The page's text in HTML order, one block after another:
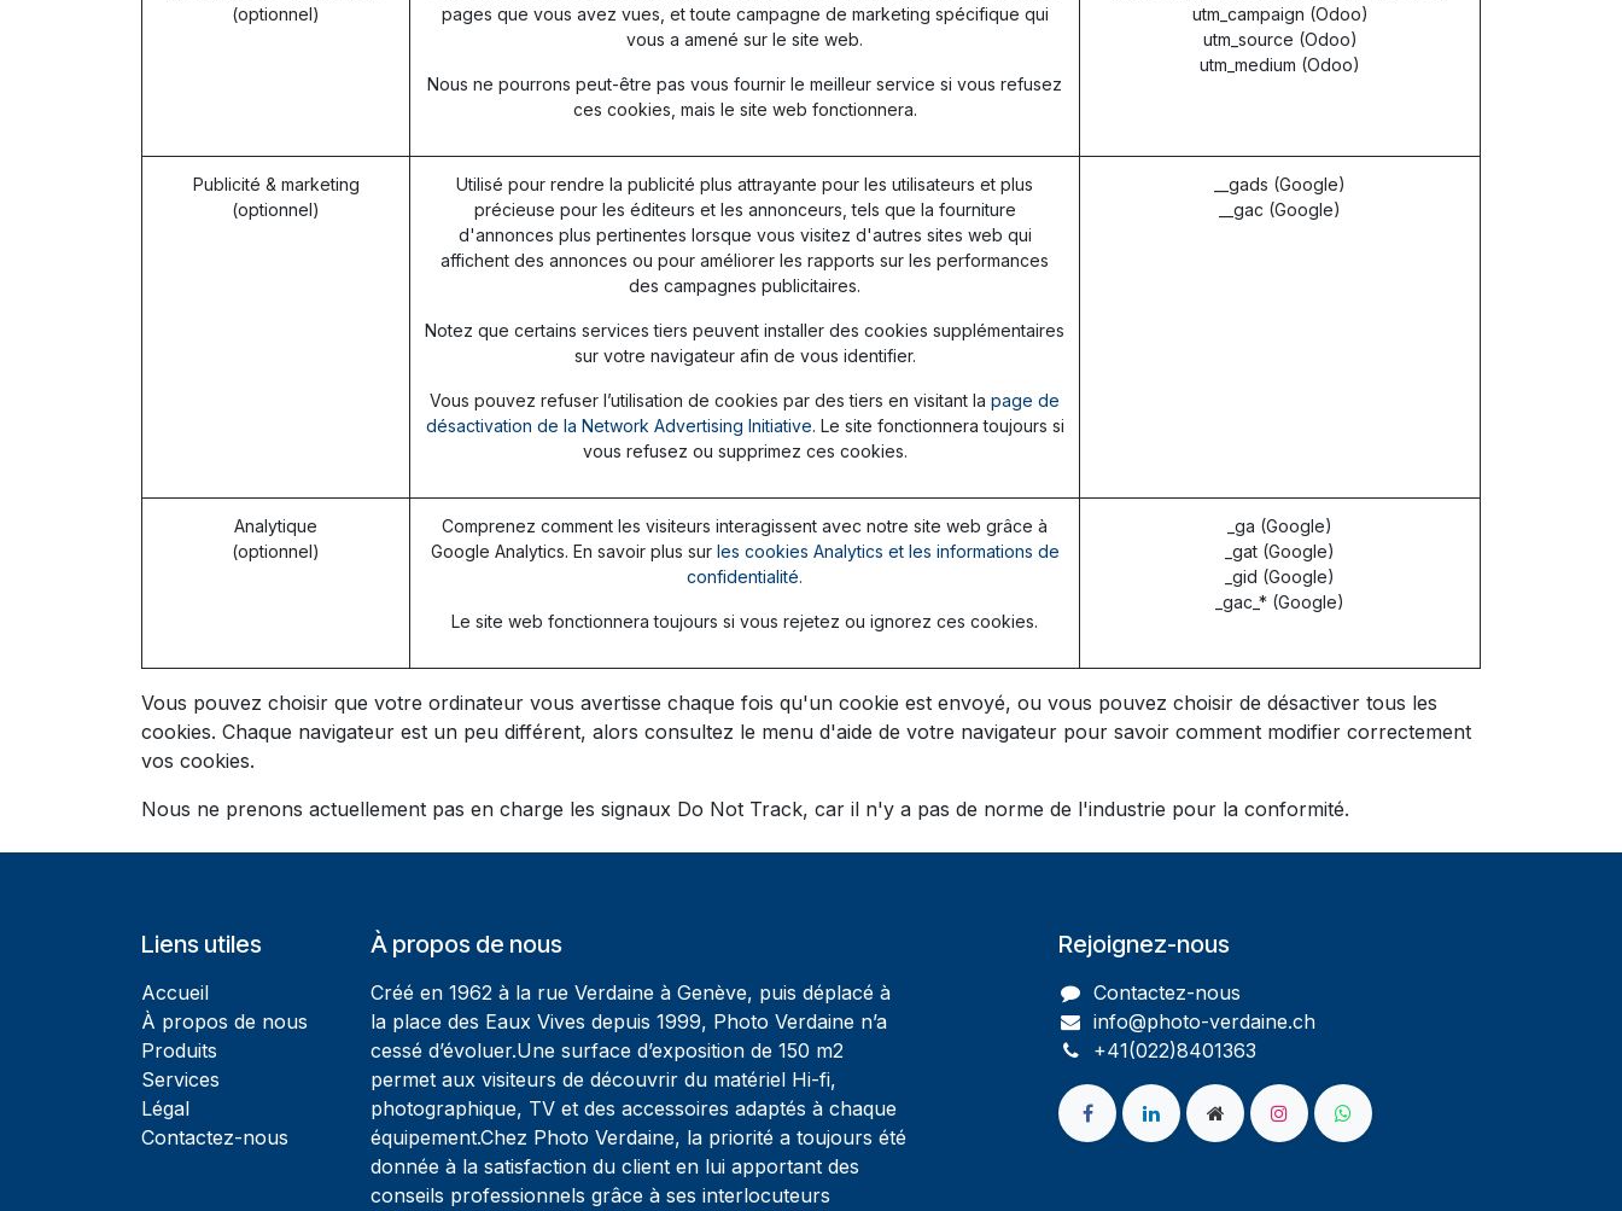
(optionnel)
pages que vous avez vues, et toute campagne de marketing spécifique qui
vous a amené sur le site web.
Nous ne pourrons peut-être pas vous fournir le meilleur service si vous refusez
ces cookies, mais le site web fonctionnera.
utm_campaign (Odoo)
utm_source (Odoo)
utm_medium (Odoo)
Publicité & marketing
(optionnel)
Utilisé pour rendre la publicité plus attrayante pour les utilisateurs et plus
précieuse pour les éditeurs et les annonceurs, tels que la fourniture
d'annonces plus pertinentes lorsque vous visitez d'autres sites web qui
affichent des annonces ou pour améliorer les rapports sur les performances
des campagnes publicitaires.
Notez que certains services tiers peuvent installer des cookies supplémentaires
sur votre navigateur afin de vous identifier.
Vous pouvez refuser l’utilisation de cookies par des tiers en visitant la page de
désactivation de la Network Advertising Initiative. Le site fonctionnera toujours si
vous refusez ou supprimez ces cookies.
__gads (Google)
__gac (Google)
Analytique
(optionnel)
Comprenez comment les visiteurs interagissent avec notre site web grâce à
Google Analytics. En savoir plus sur les cookies Analytics et les informations de
confidentialité.
Le site web fonctionnera toujours si vous rejetez ou ignorez ces cookies.
_ga (Google)
_gat (Google)
_gid (Google)
_gac_* (Google)
Vous pouvez choisir que votre ordinateur vous avertisse chaque fois qu'un cookie est envoyé, ou vous pouvez choisir de désactiver tous les
cookies. Chaque navigateur est un peu différent, alors consultez le menu d'aide de votre navigateur pour savoir comment modifier correctement
vos cookies.
Nous ne prenons actuellement pas en charge les signaux Do Not Track, car il n'y a pas de norme de l'industrie pour la conformité.
Liens utiles
Accueil
À propos de nous
Produits
Services
Légal
Contactez-nous
À propos de nous
Créé en 1962 à la rue Verdaine à Genève, puis déplacé à
la place des Eaux Vives depuis 1999, Photo Verdaine n’a
cessé d’évoluer.Une surface d’exposition de 150 m2
permet aux visiteurs de découvrir du matériel Hi-fi,
photographique, TV et des accessoires adaptés à chaque
équipement.Chez Photo Verdaine, la priorité a toujours été
donnée à la satisfaction du client en lui apportant des
conseils professionnels grâce à ses interlocuteurs
Rejoignez-nous
Contactez-nous
info@photo-verdaine.ch​
​​+41(022)8401363